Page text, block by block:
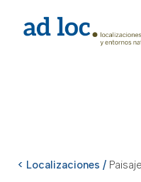
< Localizaciones /